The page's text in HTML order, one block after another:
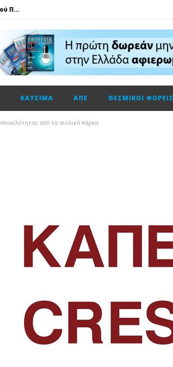
Τηλεφωνική επικοινωνία του Υπουργού Περιβάλλοντος και Ενέργειας, κ. Σταύρου Παπασταύρου με τον Ισραηλινό ομόλογό του, κ. Eli Cohen
GSI: Η είσοδος της Meridiam αλλάζει τα δεδομένα για τη διασύνδεση Ελλάδας – Κύπρου
Ο Όμιλος AKTOR εξαγοράζει το 75% των εταιρειών ΗΛΕΚΤΩΡ και THALIS στο πλαίσιο στρατηγικής συνεργασίας με τον Όμιλο ΜΟΤΟΡ ΟΪΛ
Metlen: Σε επίπεδο ρεκόρ τα EBITDA το εξάμηνο, στα 550 εκατ. ευρώ – Κέρδη 2,18 ευρώ ανά μετοχή
ΚΑΎΣΙΜΑ ΑΠΕ ΘΕΣΜΙΚΟΊ ΦΟΡΕΊΣ
από τα αιολικά πάρκα